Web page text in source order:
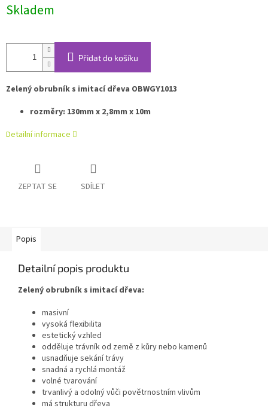
cena:
Skladem
Přidat do košíku
Zelený obrubník s imitací dřeva OBWGY1013
rozměry: 130mm x 2,8mm x 10m
Detailní informace
ZEPTAT SE SDÍLET
Popis
Detailní popis produktu
Zelený obrubník s imitací dřeva:
masivní
vysoká flexibilita
estetický vzhled
odděluje trávník od země z kůry nebo kamenů
usnadňuje sekání trávy
snadná a rychlá montáž
volné tvarování
trvanlivý a odolný vůči povětrnostním vlivům
má strukturu dřeva